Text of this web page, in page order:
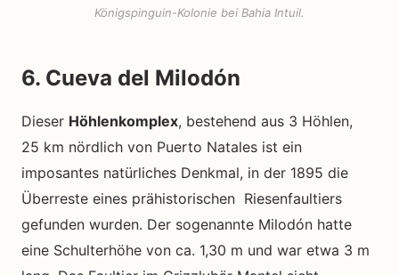
Königspinguin-Kolonie bei Bahia Intuil.
6. Cueva del Milodón
Dieser Höhlenkomplex, bestehend aus 3 Höhlen,
25 km nördlich von Puerto Natales ist ein
imposantes natürliches Denkmal, in der 1895 die
Überreste eines prähistorischen Riesenfaultiers
gefunden wurden. Der sogenannte Milodón hatte
eine Schulterhöhe von ca. 1,30 m und war etwa 3 m